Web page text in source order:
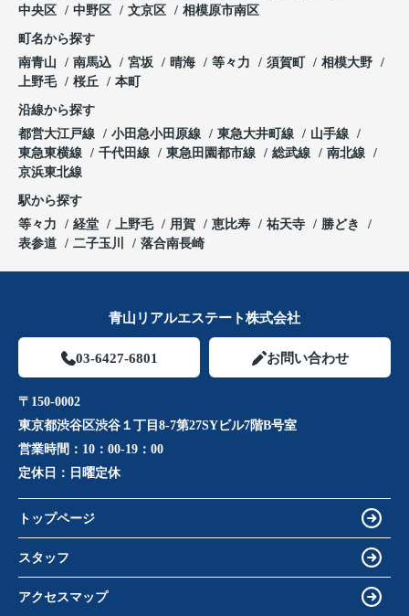
中央区
中野区 文京区 相模原市南区
町名から探す
南青山
南馬込 宮坂 晴海 等々力 須賀町
相模大野
上野毛
桜丘 本町
沿線から探す
都営大江戸線
小田急小田原線 東急大井町線
山手線
東急東横線
千代田線 東急田園都市線 総武線
南北線
京浜東北線
駅から探す
等々力
経堂 上野毛 用賀 恵比寿 祐天寺
勝どき
表参道
二子玉川 落合南長崎
青山リアルエステート株式会社
03-6427-6801 お問い合わせ
〒150-0002
東京都渋谷区渋谷１丁目8-7第27SYビル7階B号室
営業時間： 10：00-19：00
定休日： 日曜定休
トップページ
スタッフ
アクセスマップ